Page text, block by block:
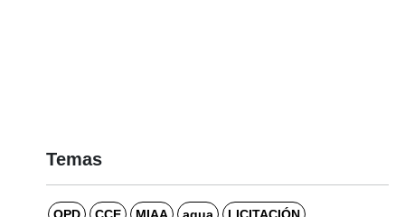
Temas